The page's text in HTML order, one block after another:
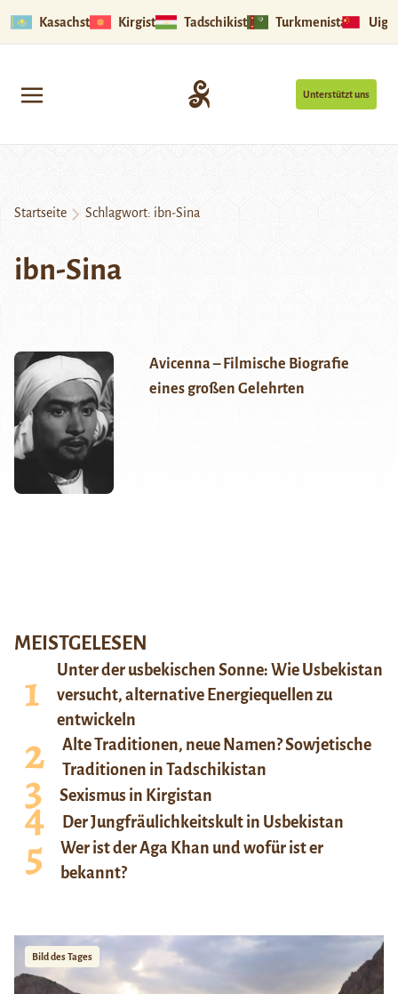
Kasachstan Kirgistan Tadschikistan Turkmenistan
Unterstützt uns
Startseite Schlagwort: ibn-Sina
ibn-Sina
Avicenna – Filmische Biografie
eines großen Gelehrten
MEISTGELESEN
Unter der usbekischen Sonne: Wie Usbekistan
versucht, alternative Energiequellen zu
entwickeln
Alte Traditionen, neue Namen? Sowjetische
Traditionen in Tadschikistan
Sexismus in Kirgistan
Der Jungfräulichkeitskult in Usbekistan
Wer ist der Aga Khan und wofür ist er
bekannt?
Bild des Tages